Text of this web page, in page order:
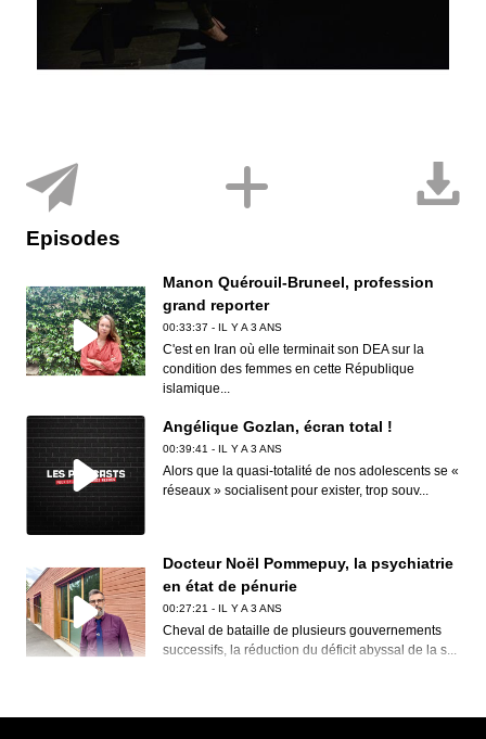
Episodes
Manon Quérouil-Bruneel, profession
grand reporter
00:33:37 - IL Y A 3 ANS
C'est en Iran où elle terminait son DEA sur la
condition des femmes en cette République
islamique...
Angélique Gozlan, écran total !
00:39:41 - IL Y A 3 ANS
Alors que la quasi-totalité de nos adolescents se «
réseaux » socialisent pour exister, trop souv...
Docteur Noël Pommepuy, la psychiatrie
en état de pénurie
00:27:21 - IL Y A 3 ANS
Cheval de bataille de plusieurs gouvernements
successifs, la réduction du déficit abyssal de la s...